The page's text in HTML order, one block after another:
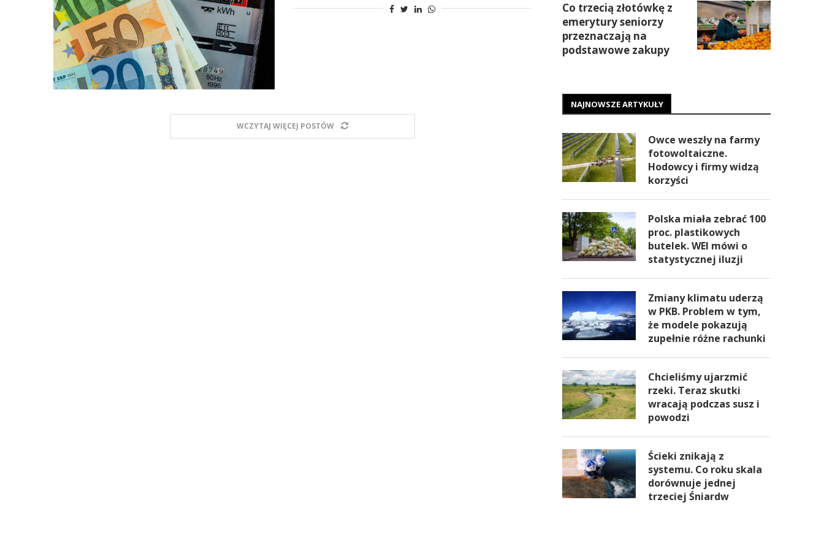
WCZYTAJ WIĘCEJ POSTÓW
Co trzecią złotówkę z
emerytury seniorzy
przeznaczają na
podstawowe zakupy
NAJNOWSZE ARTYKUŁY
Owce weszły na farmy
fotowoltaiczne.
Hodowcy i firmy widzą
korzyści
Polska miała zebrać 100
proc. plastikowych
butelek. WEI mówi o
statystycznej iluzji
Zmiany klimatu uderzą
w PKB. Problem w tym,
że modele pokazują
zupełnie różne rachunki
Chcieliśmy ujarzmić
rzeki. Teraz skutki
wracają podczas susz i
powodzi
Ścieki znikają z
systemu. Co roku skala
dorównuje jednej
trzeciej Śniardw